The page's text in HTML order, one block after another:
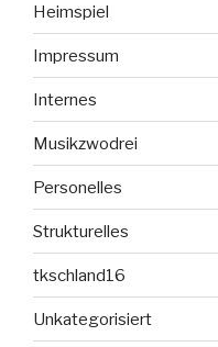
Heimspiel
Impressum
Internes
Musikzwodrei
Personelles
Strukturelles
tkschland16
Unkategorisiert